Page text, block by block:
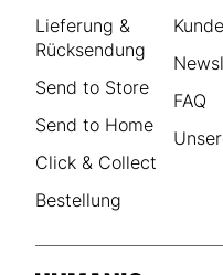
Lieferung &
Rücksendung
Send to Store
Send to Home
Click & Collect
Bestellung
FAQ